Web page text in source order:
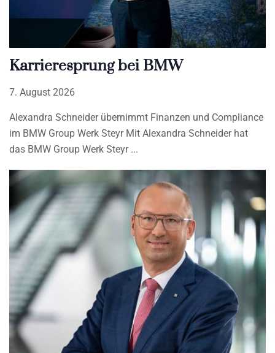
Karrieresprung bei BMW
7. August 2026
Alexandra Schneider übernimmt Finanzen und Compliance
im BMW Group Werk Steyr Mit Alexandra Schneider hat
das BMW Group Werk Steyr